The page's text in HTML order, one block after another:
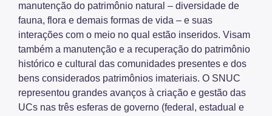
Patrimônio Ambiental
Biosampa
Informações Ambientais
Licenciamento Ambiental
manutenção do patrimônio natural – diversidade de
fauna, flora e demais formas de vida – e suas
interações com o meio no qual estão inseridos. Visam
também a manutenção e a recuperação do patrimônio
histórico e cultural das comunidades presentes e dos
bens considerados patrimônios imateriais. O SNUC
representou grandes avanços à criação e gestão das
UCs nas três esferas de governo (federal, estadual e